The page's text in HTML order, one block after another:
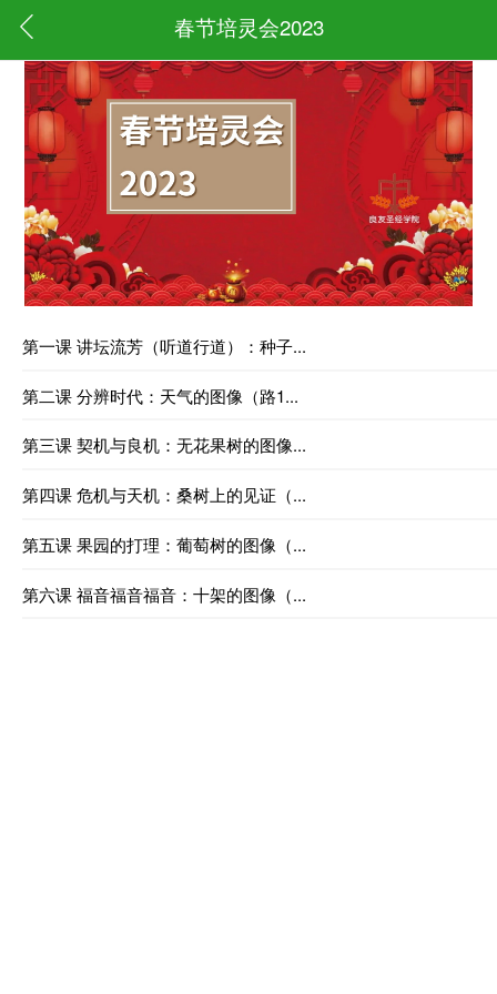
春节培灵会2023
第一课 讲坛流芳（听道行道）：种子...
第二课 分辨时代：天气的图像（路1...
第三课 契机与良机：无花果树的图像...
第四课 危机与天机：桑树上的见证（...
第五课 果园的打理：葡萄树的图像（...
第六课 福音福音福音：十架的图像（...